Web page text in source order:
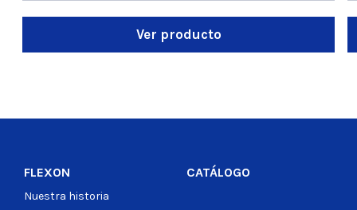
Ver producto
FLEXON
Nuestra historia
CATÁLOGO